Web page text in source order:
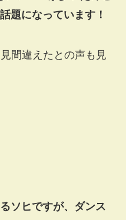
題になっています！
間違えたとの声も見
ソヒですが、ダンス